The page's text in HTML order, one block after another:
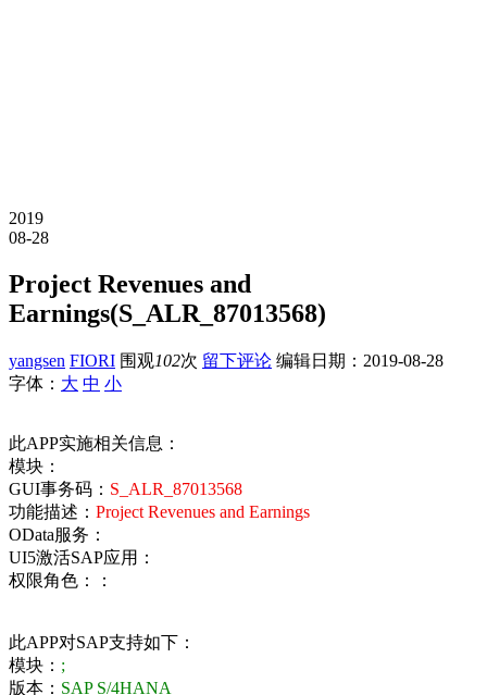
2019
08-28
Project Revenues and
Earnings(S_ALR_87013568)
yangsen FIORI 围观102次 留下评论 编辑日期： 2019-08-28
字体： 大 中 小
此APP实施相关信息：
模块：
GUI事务码： S_ALR_87013568
功能描述： Project Revenues and Earnings
OData服务：
UI5激活SAP应用：
权限角色：：
此APP对SAP支持如下：
模块： ;
版本： SAP S/4HANA